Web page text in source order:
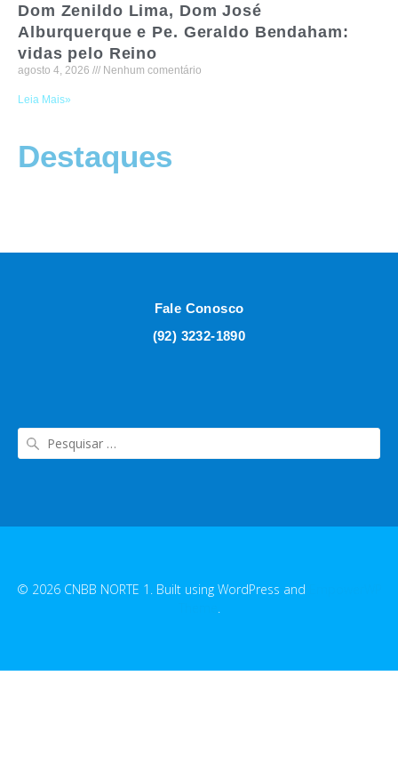
Dom Zenildo Lima, Dom José
Alburquerque e Pe. Geraldo Bendaham:
vidas pelo Reino
agosto 4, 2026 Nenhum comentário
Leia Mais»
Destaques
Fale Conosco
(92) 3232-1890
© 2026 CNBB NORTE 1. Built using WordPress and